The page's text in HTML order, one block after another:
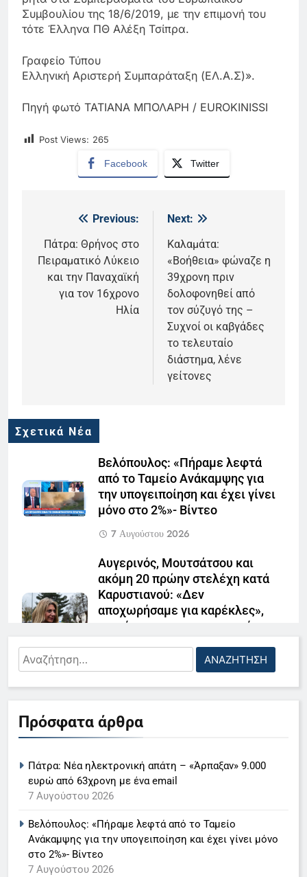
Συμβουλίου της 18/6/2019, με την επιμονή του
τότε Έλληνα ΠΘ Αλέξη Τσίπρα.
Γραφείο Τύπου
Ελληνική Αριστερή Συμπαράταξη (ΕΛ.Α.Σ)».
Πηγή φωτό ΤΑΤΙΑΝΑ ΜΠΟΛΑΡΗ / EUROKINISSI
Post Views: 265
Facebook Twitter
Πλοήγηση
άρθρων
Previous:
Πάτρα: Θρήνος στο
Πειραματικό Λύκειο
και την Παναχαϊκή
για τον 16χρονο
Ηλία
Next:
Καλαμάτα:
«Βοήθεια» φώναζε η
39χρονη πριν
δολοφονηθεί από
τον σύζυγό της –
Συχνοί οι καβγάδες
το τελευταίο
διάστημα, λένε
γείτονες
Σχετικά Νέα
Βελόπουλος: «Πήραμε λεφτά
από το Ταμείο Ανάκαμψης για
την υπογειποίηση και έχει γίνει
μόνο στο 2%»- Βίντεο
7 Αυγούστου 2026
Αυγερινός, Μουτσάτσου και
ακόμη 20 πρώην στελέχη κατά
Καρυστιανού: «Δεν
αποχωρήσαμε για καρέκλες»,
αιχμές για «συγκεντρωτικό
Αυγερινός
Κύπρος: Ξεκίνησε η τριμερής
συνάντηση του ΓΓ ΟΗΕ
Χριστοδουλίδη και τον
Τουρκοκύπριο ηγέτη Ερχιουρμάν
29 Ιουλίου 2026
Αναζήτηση
για:
Πρόσφατα άρθρα
Πάτρα: Νέα ηλεκτρονική απάτη – «Άρπαξαν» 9.000
ευρώ από 63χρονη με ένα email
7 Αυγούστου 2026
Βελόπουλος: «Πήραμε λεφτά από το Ταμείο
Ανάκαμψης για την υπογειποίηση και έχει γίνει μόνο
στο 2%»- Βίντεο
7 Αυγούστου 2026
Ο Παναγιώτης Στάθης στο
«τιμόνι» του κεντρικού δελτίου
6
ανακοίνωση του σταθμού
LIFESTYLE-MEDIA